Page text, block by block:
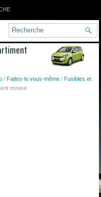
/Faites-le vous-même /Fusibles et
moteur